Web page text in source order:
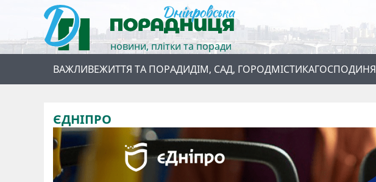
новини, плітки та поради
ВАЖЛИВЕЖИТТЯ ТА ПОРАДИДІМ, САД, ГОРОДМІСТИКАГОСПОДИНЯ
ЄДНІПРО